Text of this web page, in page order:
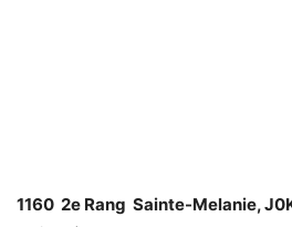
1160 2e Rang Sainte-Melanie,